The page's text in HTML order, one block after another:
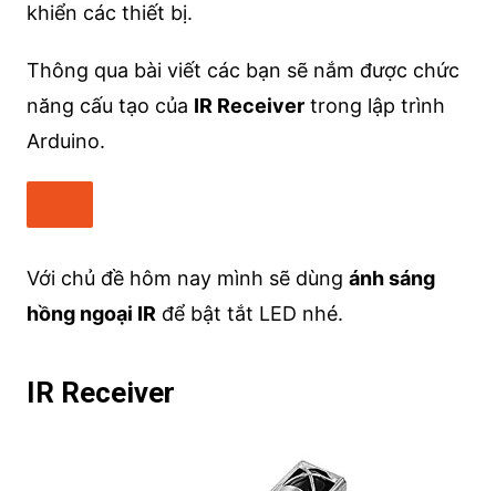
khiển các thiết bị.
Thông qua bài viết các bạn sẽ nắm được chức
năng cấu tạo của IR Receivertrong lập trình
Arduino.
Với chủ đề hôm nay mình sẽ dùng ánh sáng
hồng ngoại IRđể bật tắt LED nhé.
IR Receiver